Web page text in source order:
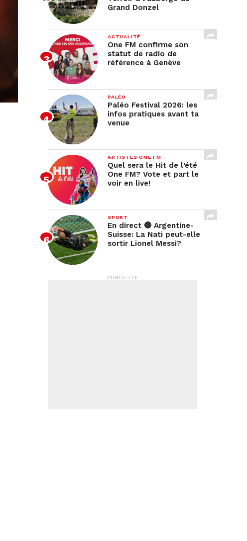
Grand Donzel
ACTUALITÉ
One FM confirme son
statut de radio de
référence à Genève
PALÉO
Paléo Festival 2026: les
infos pratiques avant ta
venue
ARTISTES ONE FM
Quel sera le Hit de l’été
One FM? Vote et part le
voir en live!
SPORT
En direct 🔴 Argentine-
Suisse: La Nati peut-elle
sortir Lionel Messi?
PUBLICITÉ